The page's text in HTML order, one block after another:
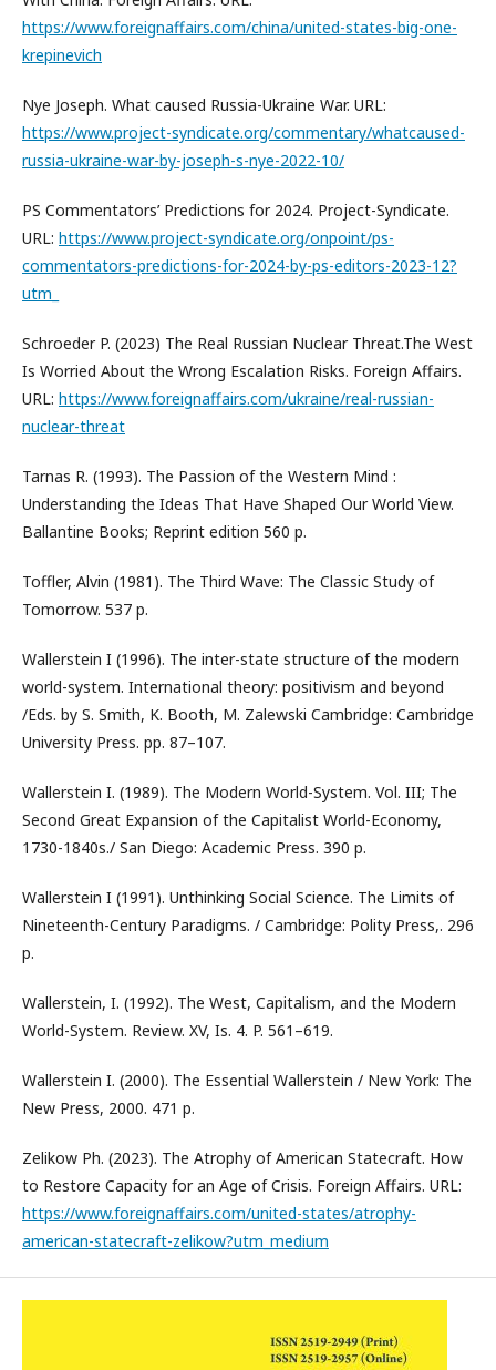
https://www.foreignaffairs.com/china/united-states-big-one-
krepinevich
Nye Joseph. What caused Russia-Ukraine War. URL:
https://www.project-syndicate.org/commentary/whatcaused-
russia-ukraine-war-by-joseph-s-nye-2022-10/
PS Commentators’ Predictions for 2024. Project-Syndicate.
URL: https://www.project-syndicate.org/onpoint/ps-
commentators-predictions-for-2024-by-ps-editors-2023-12?
utm_
Schroeder P. (2023) The Real Russian Nuclear Threat.The West
Is Worried About the Wrong Escalation Risks. Foreign Affairs.
URL: https://www.foreignaffairs.com/ukraine/real-russian-
nuclear-threat
Tarnas R. (1993). The Passion of the Western Mind :
Understanding the Ideas That Have Shaped Our World View.
Ballantine Books; Reprint edition 560 p.
Toffler, Alvin (1981). The Third Wave: The Classic Study of
Tomorrow. 537 p.
Wallerstein I (1996). The inter-state structure of the modern
world-system. International theory: positivism and beyond
/Eds. by S. Smith, K. Booth, M. Zalewski Cambridge: Cambridge
University Press. pp. 87–107.
Wallerstein I. (1989). The Modern World-System. Vol. III; The
Second Great Expansion of the Capitalist World-Economy,
1730-1840s./ San Diego: Academic Press. 390 p.
Wallerstein I (1991). Unthinking Social Science. The Limits of
Nineteenth-Century Paradigms. / Cambridge: Polity Press,. 296
p.
Wallerstein, I. (1992). The West, Capitalism, and the Modern
World-System. Review. XV, Is. 4. P. 561–619.
Wallerstein I. (2000). The Essential Wallerstein / New York: The
New Press, 2000. 471 p.
Zelikow Ph. (2023). The Atrophy of American Statecraft. How
to Restore Capacity for an Age of Crisis. Foreign Affairs. URL:
https://www.foreignaffairs.com/united-states/atrophy-
american-statecraft-zelikow?utm_medium